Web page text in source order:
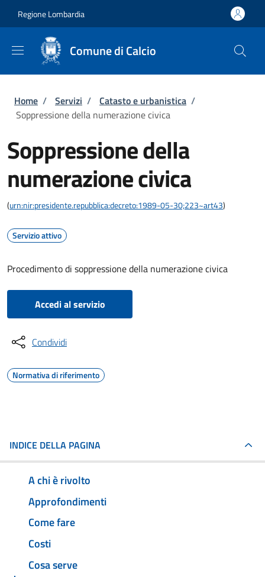
Regione Lombardia
Comune di Calcio
Briciole di pane
Home / Servizi / Catasto e urbanistica /
Soppressione della numerazione civica
Soppressione della
numerazione civica
(urn:nir:presidente.repubblica:decreto:1989-05-30;223~art43)
Servizio attivo
Procedimento di soppressione della numerazione civica
Accedi al servizio
Condividi
Normativa di riferimento
INDICE DELLA PAGINA
A chi è rivolto
Approfondimenti
Come fare
Costi
Cosa serve